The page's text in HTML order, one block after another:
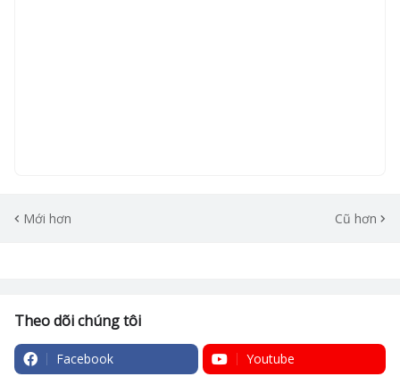
Mới hơn Cũ hơn
Theo dõi chúng tôi
Facebook Youtube